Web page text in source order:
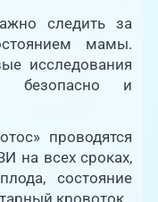
03
03
следить за
мамы.
исследования
безопасно и
проводятся
на всех сроках,
состояние
кровоток.